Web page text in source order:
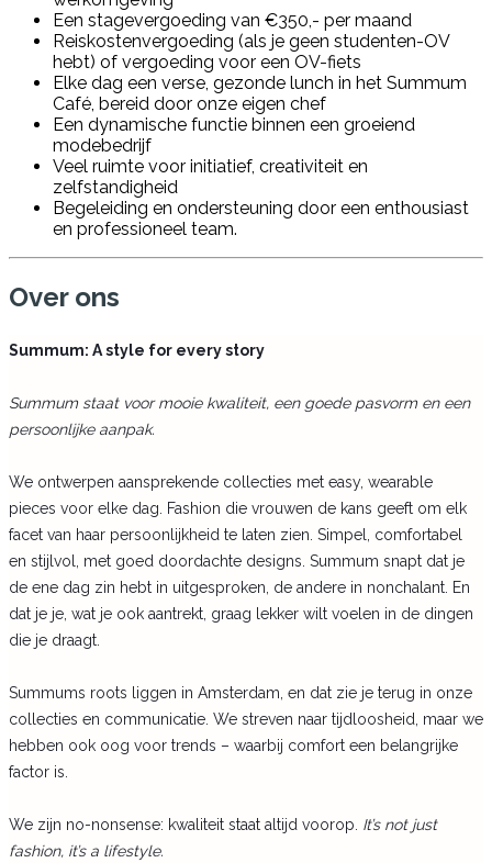
Een stagevergoeding van €350,- per maand
Reiskostenvergoeding (als je geen studenten-OV
hebt) of vergoeding voor een OV-fiets
Elke dag een verse, gezonde lunch in het Summum
Café, bereid door onze eigen chef
Een dynamische functie binnen een groeiend
modebedrijf
Veel ruimte voor initiatief, creativiteit en
zelfstandigheid
Begeleiding en ondersteuning door een enthousiast
en professioneel team.
Over ons
Summum: A style for every story
Summum staat voor mooie kwaliteit, een goede pasvorm en een
persoonlijke aanpak.
We ontwerpen aansprekende collecties met easy, wearable
pieces voor elke dag. Fashion die vrouwen de kans geeft om elk
facet van haar persoonlijkheid te laten zien. Simpel, comfortabel
en stijlvol, met goed doordachte designs. Summum snapt dat je
de ene dag zin hebt in uitgesproken, de andere in nonchalant. En
dat je je, wat je ook aantrekt, graag lekker wilt voelen in de dingen
die je draagt.
Summums roots liggen in Amsterdam, en dat zie je terug in onze
collecties en communicatie. We streven naar tijdloosheid, maar we
hebben ook oog voor trends – waarbij comfort een belangrijke
factor is.
We zijn no-nonsense: kwaliteit staat altijd voorop. It’s not just
fashion, it’s a lifestyle.